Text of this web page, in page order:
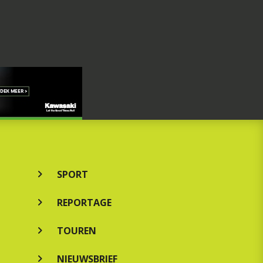
SPORT
REPORTAGE
TOUREN
NIEUWSBRIEF